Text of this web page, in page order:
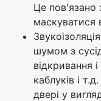
Це пов'язано
шумом з
відкривання
каблуків і
двері у